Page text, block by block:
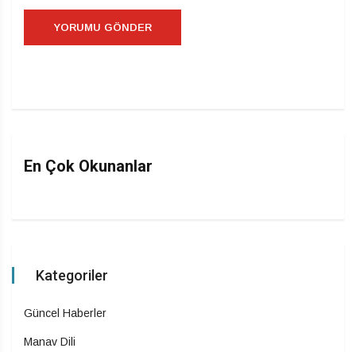
En Çok Okunanlar
Kategoriler
Güncel Haberler
Manav Dili